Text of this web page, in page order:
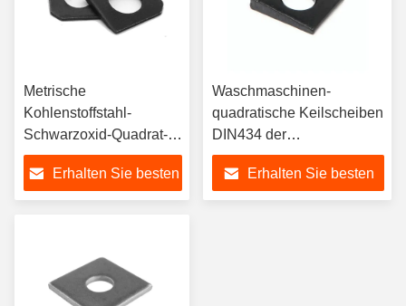
Metrische
Kohlenstoffstahl-
Schwarzoxid-Quadrat-
Keilscheiben GB853 für
Schlitz-Abschnitt
Erhalten Sie besten
Waschmaschinen-
quadratische Keilscheiben
DIN434 der
Kohlenstoffstahl-
Schrägflächen-#45
Erhalten Sie besten